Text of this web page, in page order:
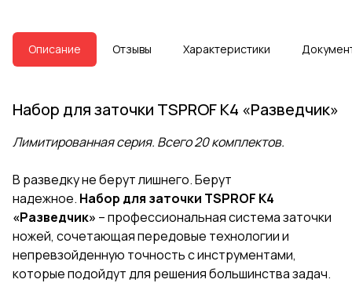
Описание Отзывы Характеристики
Набор для заточки TSPROF K4 «Разведчик»
Лимитированная серия. Всего 20 комплектов.
В разведку не берут лишнего. Берут
надежное. Набор для заточки TSPROF K4
«Разведчик» – профессиональная система заточки
ножей, сочетающая передовые технологии и
непревзойденную точность с инструментами,
которые подойдут для решения большинства задач.